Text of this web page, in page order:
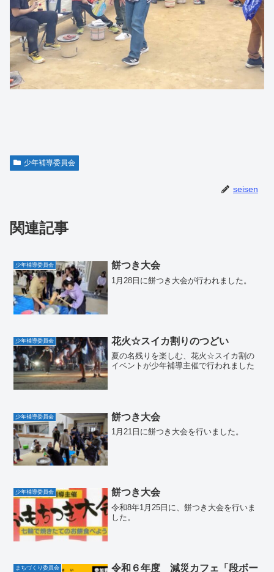
少年補導委員会
seisen
関連記事
少年補導委員会 餅つき大会
1月28日に餅つき大会が行われました。
少年補導委員会 花火☆スイカ割りのつどい
夏の名残りを楽しむ、花火☆スイカ割の
イベントが少年補導主催で行われました
少年補導委員会 餅つき大会
1月21日に餅つき大会を行いました。
少年補導委員会 餅つき大会
令和8年1月25日に、餅つき大会を行いま
した。
まちづくり委員会
令和６年度 減災カフェ「段ボー